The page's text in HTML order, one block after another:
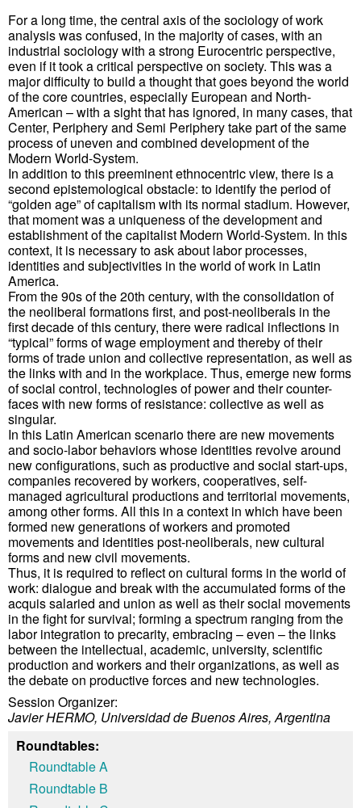
For a long time, the central axis of the sociology of work
analysis was confused, in the majority of cases, with an
industrial sociology with a strong Eurocentric perspective,
even if it took a critical perspective on society. This was a
major difficulty to build a thought that goes beyond the world
of the core countries, especially European and North-
American – with a sight that has ignored, in many cases, that
Center, Periphery and Semi Periphery take part of the same
process of uneven and combined development of the
Modern World-System.
In addition to this preeminent ethnocentric view, there is a
second epistemological obstacle: to identify the period of
“golden age” of capitalism with its normal stadium. However,
that moment was a uniqueness of the development and
establishment of the capitalist Modern World-System. In this
context, it is necessary to ask about labor processes,
identities and subjectivities in the world of work in Latin
America.
From the 90s of the 20th century, with the consolidation of
the neoliberal formations first, and post-neoliberals in the
first decade of this century, there were radical inflections in
“typical” forms of wage employment and thereby of their
forms of trade union and collective representation, as well as
the links with and in the workplace. Thus, emerge new forms
of social control, technologies of power and their counter-
faces with new forms of resistance: collective as well as
singular.
In this Latin American scenario there are new movements
and socio-labor behaviors whose identities revolve around
new configurations, such as productive and social start-ups,
companies recovered by workers, cooperatives, self-
managed agricultural productions and territorial movements,
among other forms. All this in a context in which have been
formed new generations of workers and promoted
movements and identities post-neoliberals, new cultural
forms and new civil movements.
Thus, it is required to reflect on cultural forms in the world of
work: dialogue and break with the accumulated forms of the
acquis salaried and union as well as their social movements
in the fight for survival; forming a spectrum ranging from the
labor integration to precarity, embracing – even – the links
between the intellectual, academic, university, scientific
production and workers and their organizations, as well as
the debate on productive forces and new technologies.
Session Organizer:
Javier HERMO, Universidad de Buenos Aires, Argentina
Roundtables:
Roundtable A
Roundtable B